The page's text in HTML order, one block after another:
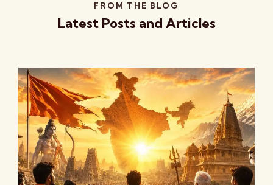
FROM THE BLOG
Latest Posts and Articles